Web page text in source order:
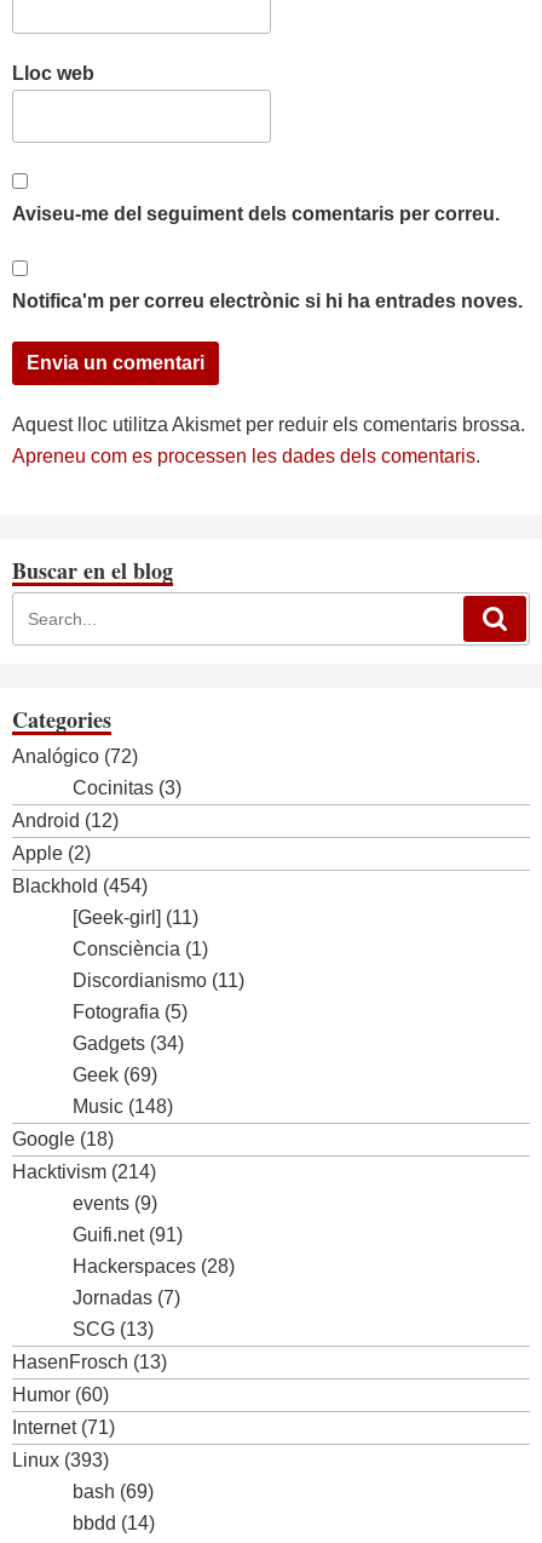
Lloc web
Aviseu-me del seguiment dels comentaris per correu.
Notifica'm per correu electrònic si hi ha entrades noves.
Aquest lloc utilitza Akismet per reduir els comentaris brossa.
Apreneu com es processen les dades dels comentaris.
Buscar en el blog
Categories
Analógico (72)
Cocinitas (3)
Android (12)
Apple (2)
Blackhold (454)
[Geek-girl] (11)
Consciència (1)
Discordianismo (11)
Fotografia (5)
Gadgets (34)
Geek (69)
Music (148)
Google (18)
Hacktivism (214)
events (9)
Guifi.net(91)
Hackerspaces (28)
Jornadas (7)
SCG (13)
HasenFrosch (13)
Humor (60)
Internet(71)
Linux (393)
bash (69)
bbdd (14)